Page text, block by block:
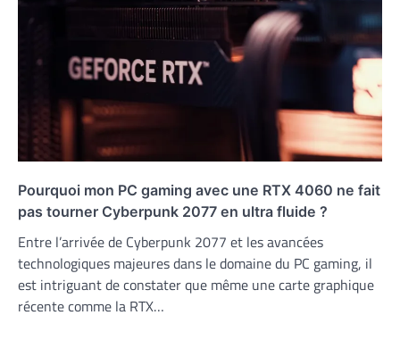
Pourquoi mon PC gaming avec une RTX 4060 ne fait
pas tourner Cyberpunk 2077 en ultra fluide ?
Entre l’arrivée de Cyberpunk 2077 et les avancées
technologiques majeures dans le domaine du PC gaming, il
est intriguant de constater que même une carte graphique
récente comme la RTX…